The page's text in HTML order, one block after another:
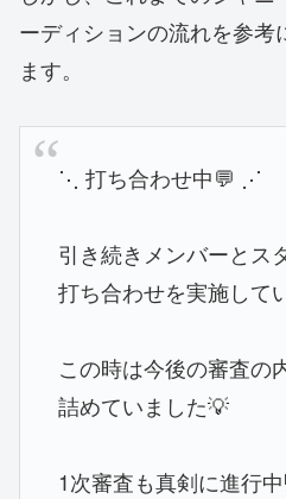
ーディションの流れを参
ます。
⋱ 打ち合わせ中💬 ⋰
引き続きメンバーとス
打ち合わせを実施して
この時は今後の審査の
詰めていました💡
1次審査も真剣に進行中